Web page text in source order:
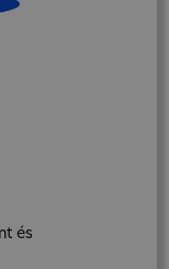
és